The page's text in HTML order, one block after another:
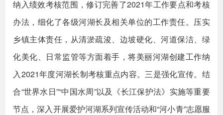
纳入绩效考核范围，修订完善了2021年工作要点和考核
办法，细化了各级河湖长及相关单位的工作责任。压实
乡镇主体责任，从清淤疏浚、边坡硬化、河道保洁、绿
化美化、日常监管等方面着手，将美丽河湖创建工作纳
入2021年度河湖长制考核重点内容。三是强化宣传。结
合“世界水日”“中国水周”以及《长江保护法》实施等重要
节点，深入开展爱护河湖系列宣传活动和“河小青”志愿服